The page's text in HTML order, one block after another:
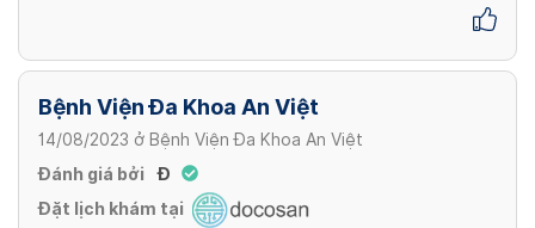
Bệnh Viện Đa Khoa An Việt
14/08/2023 ở Bệnh Viện Đa Khoa An Việt
Đánh giá bởi
Đ
Đặt lịch khám tại